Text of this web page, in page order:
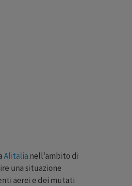
Alitalia nell’ambito di
una situazione
aerei e dei mutati